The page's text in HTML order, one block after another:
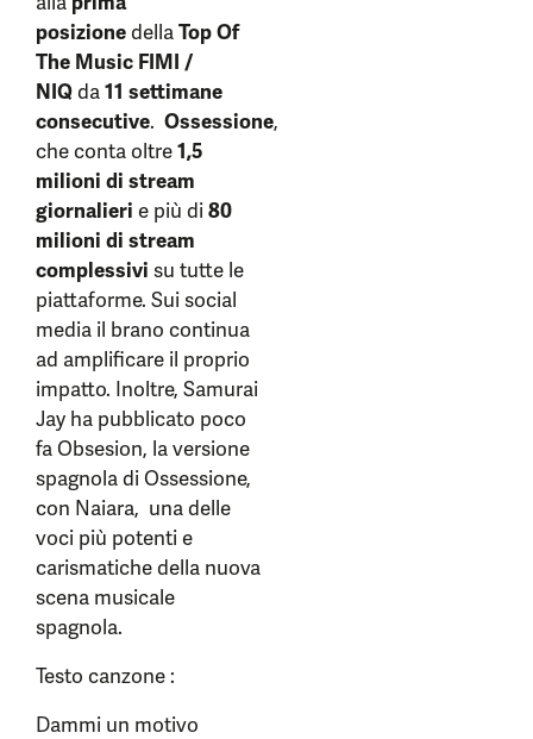
posizionedellaTop Of
The Music FIMI /
NIQda11 settimane
consecutive. Ossessione,
che conta oltre1,5
milioni di stream
giornalieri e più di80
milioni di stream
complessivi su tutte le
piattaforme. Sui social
media il brano continua
ad amplificare il proprio
impatto. Inoltre, Samurai
Jay ha pubblicato poco
fa Obsesion, la versione
spagnola di Ossessione,
con Naiara, una delle
voci più potenti e
carismatiche della nuova
scena musicale
spagnola.
Testo canzone :
Dammi un motivo